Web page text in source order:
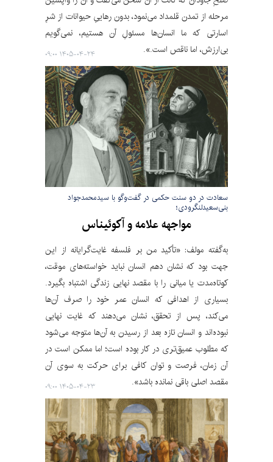
مرحله از تمدن قلمداد می‌نمود، بدون رهاییِ حیوانات از شرِ
اسارتی که ما انسان‌ها مسئولِ آن هستیم، نمی‌گویم
بی‌ارزش، اما ناقص است.».
۱۴۰۵-۰۴-۲۴ ۰۹:۰۰
سعادت در دو سنت حکمی در گفت‌وگو با سیدمحمدجواد
بنی‌سعیدلنگرودی؛
مواجهه علامه و آکوئیناس
به‌گفته مولف: «تأکید من بر فلسفه غایت‌گرایانه از این
جهت بود که نشان دهم انسان نباید خواسته‌های موقت،
کوتاه‌مدت یا میانی را با مقصد نهایی زندگی اشتباه بگیرد.
بسیاری از اهدافی که انسان عمر خود را صرف آن‌ها
می‌کند، پس از تحقق، نشان می‌دهند که غایت نهایی
نبوده‌اند و انسان تازه بعد از رسیدن به آن‌ها متوجه می‌شود
که مطلوب عمیق‌تری در کار بوده است؛ اما ممکن است در
آن زمان، فرصت و توان کافی برای حرکت به سوی آن
مقصد اصلی باقی نمانده باشد».
۱۴۰۵-۰۴-۲۳ ۰۹:۰۰